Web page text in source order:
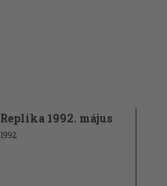
Replika 1992. május
1992